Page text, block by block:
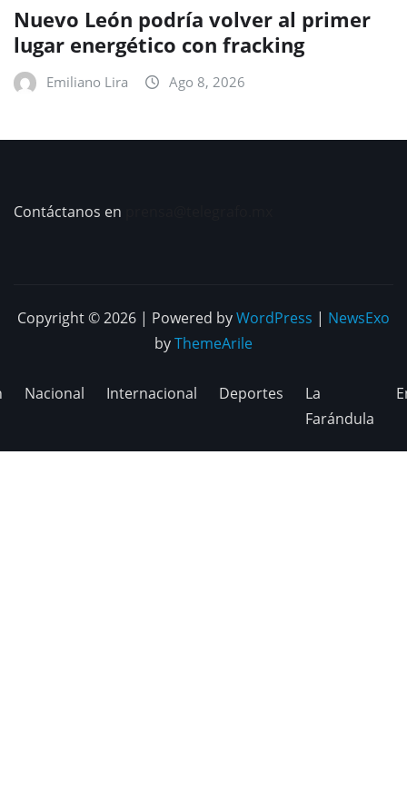
Nuevo León podría volver al primer
lugar energético con fracking
Emiliano Lira Ago 8, 2026
Contáctanos en
Copyright © 2026 | Powered byWordPress | NewsExo
byThemeArile
Nacional Internacional Deportes
La
Farándula